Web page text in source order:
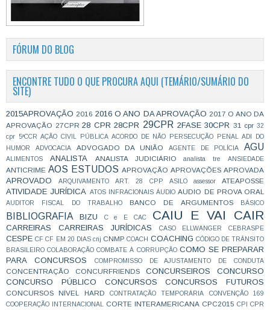
FÓRUM DO BLOG
ENCONTRE TUDO O QUE PROCURA AQUI (TEMÁRIO/SUMÁRIO DO
SITE)
2015APROVAÇÃO 2016 2016 O ANO DA APROVAÇÃO 2017 O ANO DA
APROVAÇÃO 27CPR 28 CPR 28CPR 29CPR 2FASE 30CPR 31 cpr 32
cpr
5ªCCR AÇÃO CIVIL PÚBLICA ACORDO DE NÃO PERSECUÇÃO PENAL ADI DO
HUMOR
ADVOCACIA ADVOGADO DA UNIÃO AGENTE DE POLÍCIA AGU
ALIMENTOS ANALISTA ANALISTA JUDICIÁRIO analista tre ANSIEDADE
ANTICRIME AOS ESTUDOS APROVAÇÃO APROVAÇÕES APROVADA
APROVADO ARQUIVAMENTO ART. 28 CPP ASILO assessor ATEAPOSSE
ATIVIDADE JURÍDICA ATOS INFRACIONAIS ÁUDIO AUDIO DE PROVA ORAL
AUDITOR FISCAL DO TRABALHO BANCO DE ARGUMENTOS BÁSICO
BIBLIOGRAFIA BIZU C e E CAC CAIU E VAI CAIR
CARREIRAS CARREIRAS JURÍDICAS CASO ELLWANGER CEBRASPE
CESPE CF CF EM 20 DIAS cnj CNMP COACH COACHING CÓDIGO DE TRÂNSITO
BRASILEIRO COLABORAÇÃO COMBATE À CORRUPÇÃO COMO SE PREPARAR
PARA CONCURSOS
COMPROMISSO DE AJUSTAMENTO DE CONDUTA
CONCENTRAÇÃO CONCURFRIENDS CONCURSEIROS
CONCURSO
CONCURSO PÚBLICO
CONCURSOS CONCURSOS FUTUROS
CONCURSOS NÍVEL HARD CONTRATAÇÃO TEMPORÁRIA
CONVENÇÃO 169
COOPERAÇÃO INTERNACIONAL CORTE INTERAMERICANA CPC2015 CPI CPR